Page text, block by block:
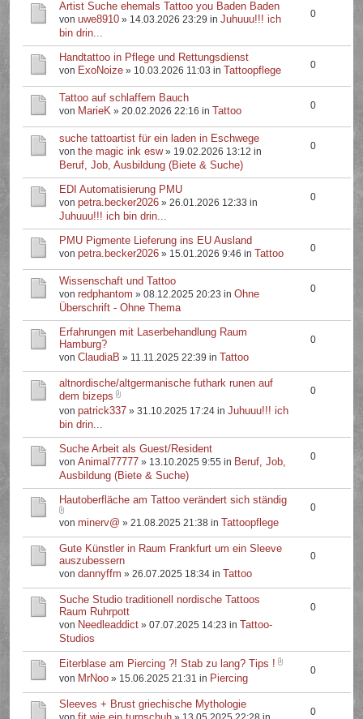
Artist Suche ehemals Tattoo you Baden Baden
vonuwe8910 » 14.03.2026 23:29 inJuhuuu!!! ich
bin drin...
0
Handtattoo in Pflege und Rettungsdienst
von ExoNoize » 10.03.2026 11:03 in Tattoopflege 0
Tattoo auf schlaffem Bauch
von MarieK » 20.02.2026 22:16 in Tattoo 0
suche tattoartist für ein laden in Eschwege
vonthe magic ink esw» 19.02.2026 13:12 in
Beruf, Job, Ausbildung (Biete & Suche)
0
EDI Automatisierung PMU
vonpetra.becker2026 » 26.01.2026 12:33 in
Juhuuu!!! ich bin drin...
0
PMU Pigmente Lieferung ins EU Ausland
vonpetra.becker2026 » 15.01.2026 9:46 in Tattoo 0
Wissenschaft und Tattoo
vonredphantom » 08.12.2025 20:23 inOhne
Überschrift - Ohne Thema
0
Erfahrungen mit Laserbehandlung Raum
Hamburg?
vonClaudiaB » 11.11.2025 22:39 in Tattoo
0
altnordische/altgermanische futhark runen auf
dem bizeps
vonpatrick337 » 31.10.2025 17:24 inJuhuuu!!! ich
bin drin...
0
Suche Arbeit als Guest/Resident
vonAnimal77777 » 13.10.2025 9:55 in Beruf, Job,
Ausbildung (Biete & Suche)
0
Hautoberfläche am Tattoo verändert sich ständig
vonminerv@ » 21.08.2025 21:38 in Tattoopflege
0
Gute Künstler in Raum Frankfurt um ein Sleeve
auszubessern
vondannyffm » 26.07.2025 18:34 in Tattoo
0
Suche Studio traditionell nordische Tattoos
Raum Ruhrpott
von Needleaddict » 07.07.2025 14:23 in Tattoo-
Studios
0
Eiterblase am Piercing ?! Stab zu lang? Tips !
von MrNoo » 15.06.2025 21:31 in Piercing
0
Sleeves + Brust griechische Mythologie
0